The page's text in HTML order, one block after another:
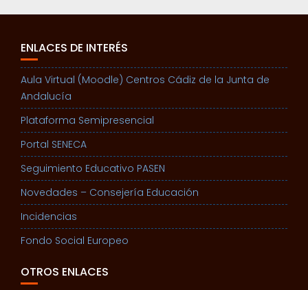
ENLACES DE INTERÉS
Aula Virtual (Moodle) Centros Cádiz de la Junta de
Andalucía
Plataforma Semipresencial
Portal SENECA
Seguimiento Educativo PASEN
Novedades – Consejería Educación
Incidencias
Fondo Social Europeo
OTROS ENLACES